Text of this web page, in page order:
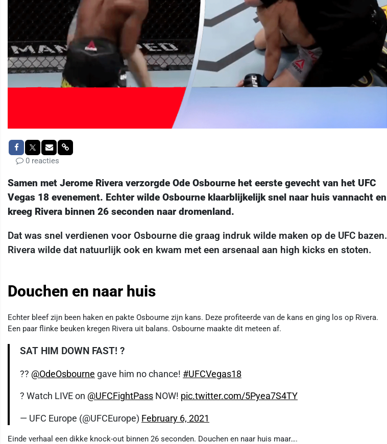
0 reacties
Samen met Jerome Rivera verzorgde Ode Osbourne het eerste gevecht van het UFC
Vegas 18 evenement. Echter wilde Osbourne klaarblijkelijk snel naar huis vannacht en
kreeg Rivera binnen 26 seconden naar dromenland.
Dat was snel verdienen voor Osbourne die graag indruk wilde maken op de UFC bazen.
Rivera wilde dat natuurlijk ook en kwam met een arsenaal aan high kicks en stoten.
Douchen en naar huis
Echter bleef zijn been haken en pakte Osbourne zijn kans. Deze profiteerde van de kans en ging los op Rivera.
Een paar flinke beuken kregen Rivera uit balans. Osbourne maakte dit meteen af.
SAT HIM DOWN FAST! ?
?? @OdeOsbourne gave him no chance! #UFCVegas18
? Watch LIVE on @UFCFightPass NOW! pic.twitter.com/5Pyea7S4TY
— UFC Europe (@UFCEurope) February 6, 2021
Einde verhaal een dikke knock-out binnen 26 seconden. Douchen en naar huis maar….